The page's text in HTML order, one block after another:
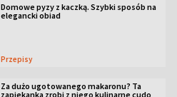
Domowe pyzy z kaczką. Szybki sposób na
elegancki obiad
Przepisy
Za dużo ugotowanego makaronu? Ta
zapiekanka zrobi z niego kulinarne cudo